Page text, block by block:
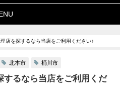
店を探するなら当店をご利用ください♪
北本市 桶川市
するなら当店をご利用くだ